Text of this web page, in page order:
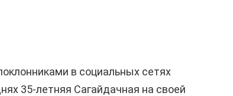
в социальных сетях
35-летняя Сагайдачная на своей